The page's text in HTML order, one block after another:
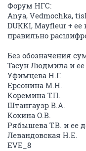
Форум НГС:
Anya, Vedmochka,
DUKKI, Mayfleur +
правильно
Без обозначения
Тасун Людмила и
Уфимцева Н.Г.
Ерсонина М.Н.
Коремина Т.П.
Штангауэр В.А.
Кокина О.В.
Рябышева Т.В. и ее
Левандовская Н.Е.
EVE_8